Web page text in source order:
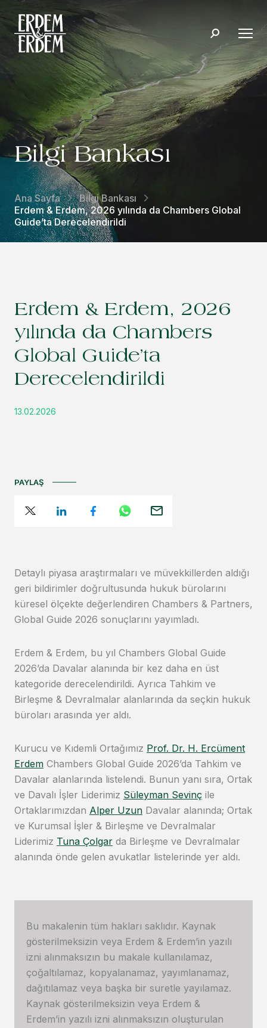
Bilgi Bankası
Ana Sayfa
Bilgi Bankası
Erdem & Erdem, 2026 yılında da Chambers Global
Guide’ta Derecelendirildi
Erdem & Erdem, 2026
yılında da Chambers
Global Guide’ta
Derecelendirildi
13.02.2026
Detaylı piyasa araştırmaları ve müvekkillerden aldığı
geri bildirimler doğrultusunda hukuk bürolarını
küresel ölçekte değerlendiren Chambers & Partners,
Global Guide 2026 sonuçlarını yayımladı.
Erdem & Erdem, bu yıl Chambers Global Guide
2026’da Davalar alanında bir kez daha en üst
kategoride derecelendirildi. Ayrıca Tahkim ve
Birleşme & Devralmalar alanlarında da seçkin hukuk
büroları arasında yer aldı.
Kurucu ve Kıdemli Ortağımız Prof. Dr. H. Ercüment
Erdem Chambers Global Guide 2026’da Tahkim ve
Davalar alanlarında listelendi. Bunun yanı sıra, Ortak
ve Davalı İşler Liderimiz Süleyman Sevinç ile
Ortaklarımızdan Alper Uzun Davalar alanında; Ortak
ve Kurumsal İşler & Birleşme ve Devralmalar
Liderimiz Tuna Çolgar da Birleşme ve Devralmalar
alanında önde gelen avukatlar listelerinde yer aldı.
PAYLAŞ
Bu makalenin tüm hakları saklıdır. Kaynak
gösterilmeksizin veya Erdem & Erdem’in yazılı
izni alınmaksızın bu makale kullanılamaz,
çoğaltılamaz, kopyalanamaz, yayımlanamaz,
dağıtılamaz veya başka bir suretle yayılamaz.
Kaynak gösterilmeksizin veya Erdem &
Erdem’in yazılı izni alınmaksızın oluşturulan